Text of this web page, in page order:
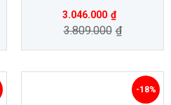
3.046.000 ₫
3.809.000 ₫
-18%